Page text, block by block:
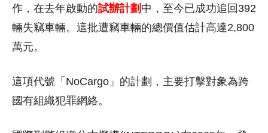
作，在去年啟動的試辦計劃 中，至今已成功追回392
輛失竊車輛。這批遭竊車輛的總價值估計高達2,800
萬元。
這項代號「NoCargo」的計劃，主要打擊對象為跨
國有組織犯罪網絡。